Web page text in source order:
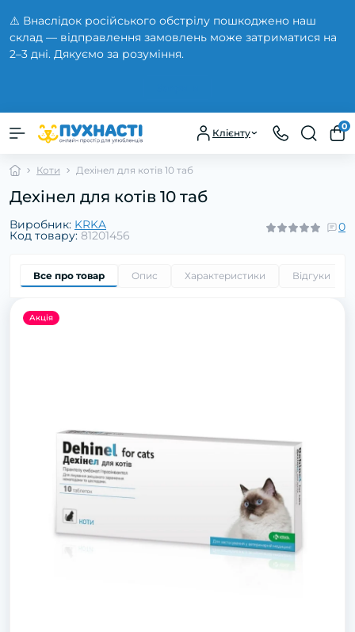
⚠️ Внаслідок російського обстрілу пошкоджено наш
склад — відправлення замовлень може затриматися на
2–3 дні. Дякуємо за розуміння.
Клієнту
0
Коти Дeхінeл для кoтів 10 тaб
Дeхінeл для кoтів 10 тaб
Виробник: KRKA
Код товару: 81201456
0
Все про товар Опис Характеристики Відгуки
Акція